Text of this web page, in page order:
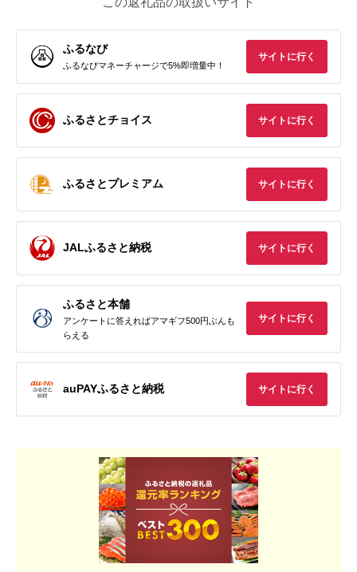
ふるなび
ふるなびマネーチャージで5%即増量中！
サイトに行く
ふるさとチョイス サイトに行く
ふるさとプレミアム サイトに行く
JALふるさと納税 サイトに行く
ふるさと本舗
アンケートに答えればアマギフ500円ぶんも
らえる
サイトに行く
auPAYふるさと納税 サイトに行く